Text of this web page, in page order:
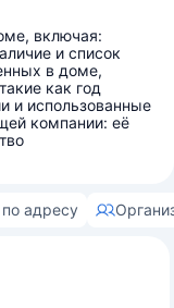
включая:
и список
в доме,
как год
и использованные
компании: её
адресу